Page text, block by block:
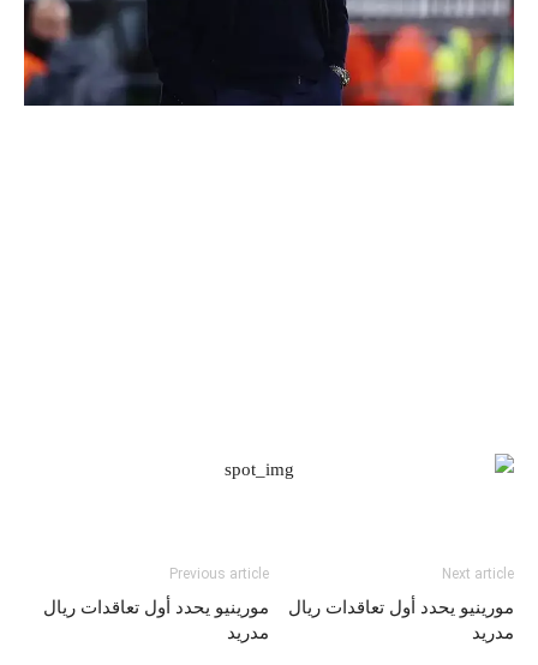
Previous article
مورينيو يحدد أول تعاقدات ريال
مدريد
Next article
مورينيو يحدد أول تعاقدات ريال
مدريد